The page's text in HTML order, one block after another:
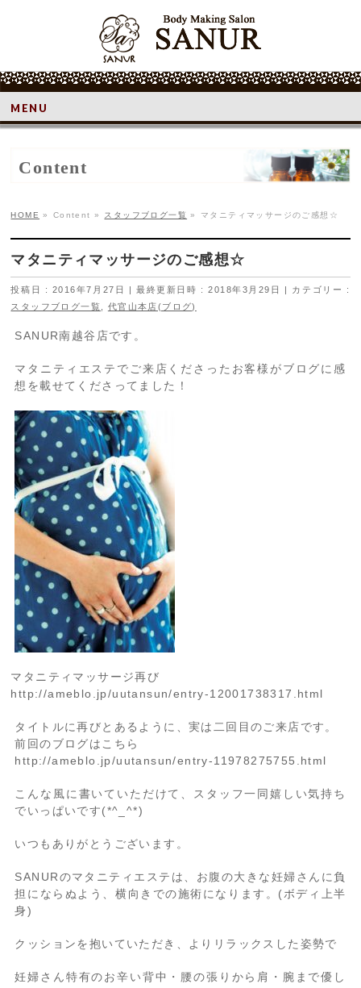
MENU
Content
HOME » Content » スタッフブログ一覧 » マタニティマッサージのご感想☆
マタニティマッサージのご感想☆
投稿日 : 2016年7月27日 最終更新日時 : 2018年3月29日
カテゴリー :
スタッフブログ一覧
代官山本店(ブログ)
SANUR南越谷店です。
マタニティエステでご来店くださったお客様がブログに感
想を載せてくださってました！
マタニティマッサージ再び
http://ameblo.jp/uutansun/entry-12001738317.html
タイトルに再びとあるように、実は二回目のご来店です。
前回のブログはこちら
http://ameblo.jp/uutansun/entry-11978275755.html
こんな風に書いていただけて、スタッフ一同嬉しい気持ち
でいっぱいです(*^_^*)
いつもありがとうございます。
SANURのマタニティエステは、お腹の大きな妊婦さんに負
担にならぬよう、横向きでの施術になります。(ボディ上半
身)
クッションを抱いていただき、よりリラックスした姿勢で
妊婦さん特有のお辛い背中・腰の張りから肩・腕まで優し